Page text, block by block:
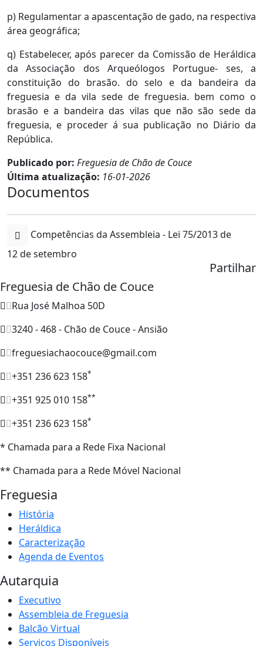
p) Regulamentar a apascentação de gado, na respectiva
área geográfica;
q) Estabelecer, após parecer da Comissão de Heráldica
da Associação dos Arqueólogos Portugue- ses, a
constituição do brasão. do selo e da bandeira da
freguesia e da vila sede de freguesia. bem como o
brasão e a bandeira das vilas que não são sede da
freguesia, e proceder á sua publicação no Diário da
República.
Publicado por: Freguesia de Chão de Couce
Última atualização: 16-01-2026
Documentos
Competências da Assembleia - Lei 75/2013 de
12 de setembro
Partilhar
Freguesia de Chão de Couce
Rua José Malhoa 50D
3240 - 468 - Chão de Couce - Ansião
freguesiachaocouce@gmail.com
+351 236 623 158*
+351 925 010 158**
+351 236 623 158*
* Chamada para a Rede Fixa Nacional
** Chamada para a Rede Móvel Nacional
Freguesia
História
Heráldica
Caracterização
Agenda de Eventos
Autarquia
Executivo
Assembleia de Freguesia
Balcão Virtual
Serviços Disponíveis